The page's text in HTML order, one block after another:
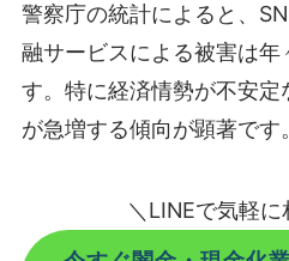
警察庁の統計によると、
融サービスによる被害は年
す。特に経済情勢が不安
が急増する傾向が顕著です。
＼LINEで気軽に